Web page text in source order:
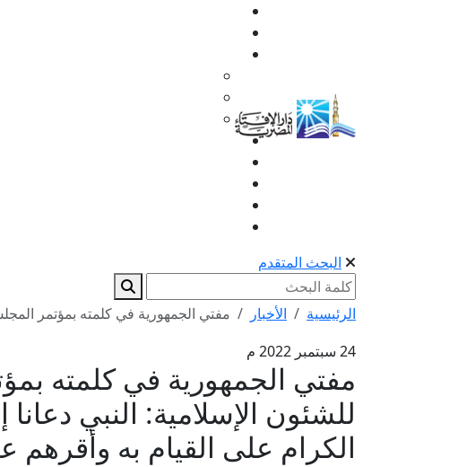
البحث المتقدم
الرئيسية الأخبار
مفتي الجمهورية في كلمته بمؤتمر
24 سبتمبر 2022 م
مفتي الجمهورية في كلمته
للشئون الإسلامية: النبي
الكرام على القيام به وأقرهم